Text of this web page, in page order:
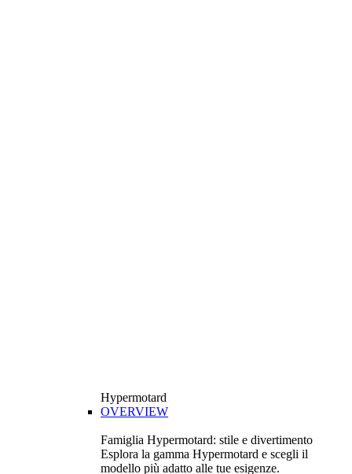
Hypermotard
OVERVIEW
Famiglia Hypermotard: stile e divertimento
Esplora la gamma Hypermotard e scegli il
modello più adatto alle tue esigenze.